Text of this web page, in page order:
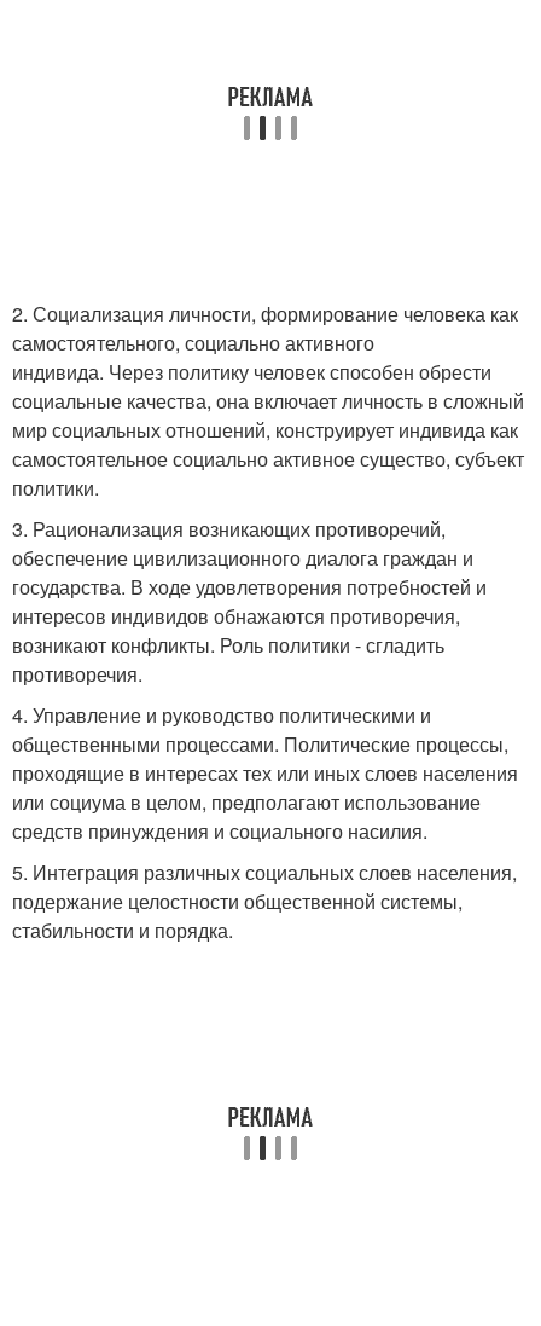
2. Социализация личности, формирование человека как
самостоятельного, социально активного
индивида. Через политику человек способен обрести
социальные качества, она включает личность в сложный
мир социальных отношений, конструирует индивида как
самостоятельное социально активное существо, субъект
политики.
3. Рационализация возникающих противоречий,
обеспечение цивилизационного диалога граждан и
государства. В ходе удовлетворения потребностей и
интересов индивидов обнажаются противоречия,
возникают конфликты. Роль политики - сгладить
противоречия.
4. Управление и руководство политическими и
общественными процессами. Политические процессы,
проходящие в интересах тех или иных слоев населения
или социума в целом, предполагают использование
средств принуждения и социального насилия.
5. Интеграция различных социальных слоев населения,
подержание целостности общественной системы,
стабильности и порядка.